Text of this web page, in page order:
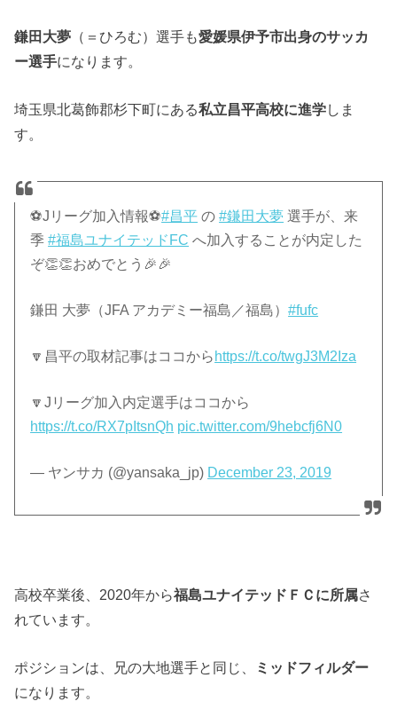
鎌田大夢 （＝ひろむ）選手も愛媛県伊予市出身のサッカ
ー選手になります。
埼玉県北葛飾郡杉下町にある私立昌平高校に進学しま
す。
⚽Jリーグ加入情報⚽#昌平 の#鎌田大夢 選手が、来
季#福島ユナイテッドFC へ加入することが内定した
ぞ👏👏おめでとう🎉🎉
鎌田 大夢（JFA アカデミー福島／福島）#fufc
🔽昌平の取材記事はココから https://t.co/twgJ3M2Iza
🔽Jリーグ加入内定選手はココから
https://t.co/RX7pItsnQh pic.twitter.com/9hebcfj6N0
— ヤンサカ (@yansaka_jp) December 23, 2019
高校卒業後、2020年から福島ユナイテッドＦＣに所属さ
れています。
ポジションは、兄の大地選手と同じ、
ミッドフィルダー
になります。